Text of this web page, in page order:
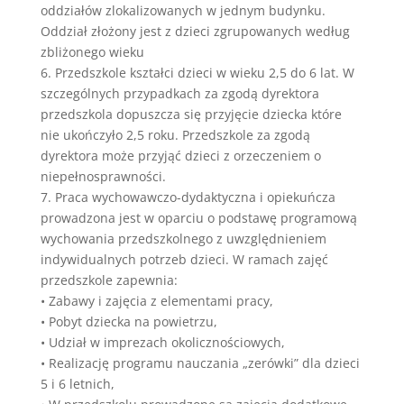
oddziałów zlokalizowanych w jednym budynku.
Oddział złożony jest z dzieci zgrupowanych według
zbliżonego wieku
6. Przedszkole kształci dzieci w wieku 2,5 do 6 lat. W
szczególnych przypadkach za zgodą dyrektora
przedszkola dopuszcza się przyjęcie dziecka które
nie ukończyło 2,5 roku. Przedszkole za zgodą
dyrektora może przyjąć dzieci z orzeczeniem o
niepełnosprawności.
7. Praca wychowawczo-dydaktyczna i opiekuńcza
prowadzona jest w oparciu o podstawę programową
wychowania przedszkolnego z uwzględnieniem
indywidualnych potrzeb dzieci. W ramach zajęć
przedszkole zapewnia:
• Zabawy i zajęcia z elementami pracy,
• Pobyt dziecka na powietrzu,
• Udział w imprezach okolicznościowych,
• Realizację programu nauczania „zerówki” dla dzieci
5 i 6 letnich,